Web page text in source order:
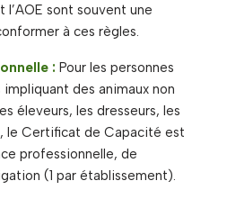
sont souvent une
à ces règles.
: Pour les personnes
des animaux non
éleveurs, les dresseurs, les
le Certificat de Capacité est
professionnelle, de
(1 par établissement).